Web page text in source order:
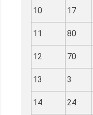
10 17
11 80
12 70
13 3
14 24